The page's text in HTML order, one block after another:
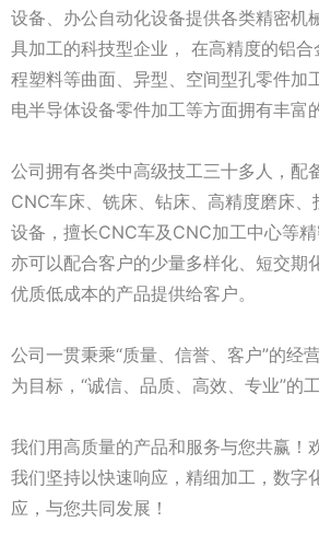
设备、办公自动化设备提供各类精密机
具加工的科技型企业， 在高精度的铝
程塑料等曲面、异型、空间型孔零件加
电半导体设备零件加工等方面拥有丰富
公司拥有各类中高级技工三十多人，配
CNC车床、铣床、钻床、高精度磨床、
设备，擅长CNC车及CNC加工中心等精
亦可以配合客户的少量多样化、短交期
优质低成本的产品提供给客户。
公司一贯秉乘“质量、信誉、客户”的经
为目标，“诚信、品质、高效、专业”的工
我们用高质量的产品和服务与您共赢！
我们坚持以快速响应，精细加工，数字
应，与您共同发展！